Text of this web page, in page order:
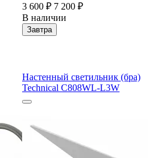
3 600 ₽ 7 200 ₽
В наличии
Завтра
Настенный светильник (бра)
Technical C808WL-L3W